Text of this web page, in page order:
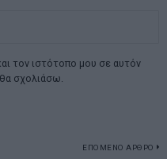
τον ιστότοπο μου σε αυτόν
σχολιάσω.
ΕΠΟΜΕΝΟ ΑΡΘΡΟ